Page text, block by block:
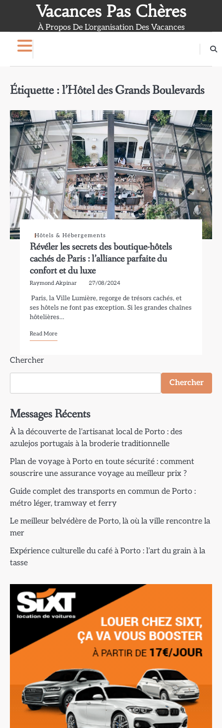
Vacances Pas Chères
À Propos De L'organisation Des Vacances
Étiquette :l’Hôtel des Grands Boulevards
Hôtels & Hébergements
Révéler les secrets des boutique-hôtels
cachés de Paris : l’alliance parfaite du
confort et du luxe
Raymond Akpinar 27/08/2024
Paris, la Ville Lumière, regorge de trésors cachés, et
ses hôtels ne font pas exception. Si les grandes chaînes
hôtelières…
Read More
Chercher
Chercher
Messages Récents
À la découverte de l’artisanat local de Porto : des
azulejos portugais à la broderie traditionnelle
Plan de voyage à Porto en toute sécurité : comment
souscrire une assurance voyage au meilleur prix ?
Guide complet des transports en commun de Porto :
métro léger, tramway et ferry
Le meilleur belvédère de Porto, là où la ville rencontre la
mer
Expérience culturelle du café à Porto : l’art du grain à la
tasse